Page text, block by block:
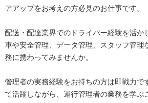
アアップをお考えの方必見のお仕事です。
配送・配達業界でのドライバー経験を活か
車や安全管理、データ管理、スタッフ管理
務に携わってみませんか。
管理者の実務経験をお持ちの方は即戦力で
て活躍しながら、運行管理者の業務を学ぶ